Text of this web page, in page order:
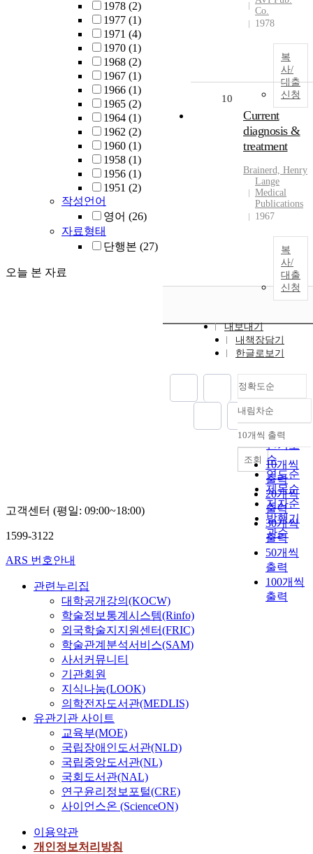
1978 (2)
1977 (1)
1971 (4)
1970 (1)
1968 (2)
1967 (1)
1966 (1)
1965 (2)
1964 (1)
1962 (2)
1960 (1)
1958 (1)
1956 (1)
1951 (2)
작성언어
영어 (26)
자료형태
단행본 (27)
오늘 본 자료
Co.
1978
복
사/
대출
신청
10
Current
diagnosis &
treatment
Brainerd, Henry
Lange
Medical
Publications
1967
복
사/
대출
신청
내보내기
내책장담기
한글로보기
정확도순
정확도
순
인기도
순
연도순
제목순
저자순
발행기
관순
내림차순
내림차순
10개씩 출력
10개씩
출력
20개씩
출력
30개씩
출력
50개씩
출력
100개씩
출력
조회
고객센터 (평일: 09:00~18:00)
1599-3122
ARS 번호안내
관련누리집
대학공개강의(KOCW)
학술정보통계시스템(Rinfo)
외국학술지지원센터(FRIC)
학술관계분석서비스(SAM)
사서커뮤니티
기관회원
지식나눔(LOOK)
의학전자도서관(MEDLIS)
유관기관 사이트
교육부(MOE)
국립장애인도서관(NLD)
국립중앙도서관(NL)
국회도서관(NAL)
연구윤리정보포털(CRE)
사이언스온 (ScienceON)
이용약관
개인정보처리방침